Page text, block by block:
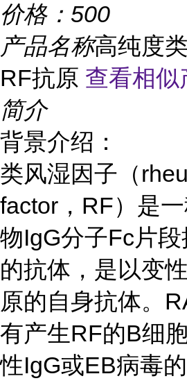
价格： 500
产品名称高纯度
RF抗原 查看相
简介
背景介绍：
类风湿因子（
factor，RF）是
物IgG分子Fc片
的抗体，是以变
原的自身抗体。
有产生RF的B细
性IgG或EB病毒